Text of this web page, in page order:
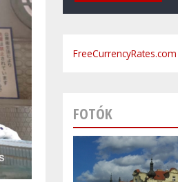
FreeCurrencyRates.com
FOTÓK